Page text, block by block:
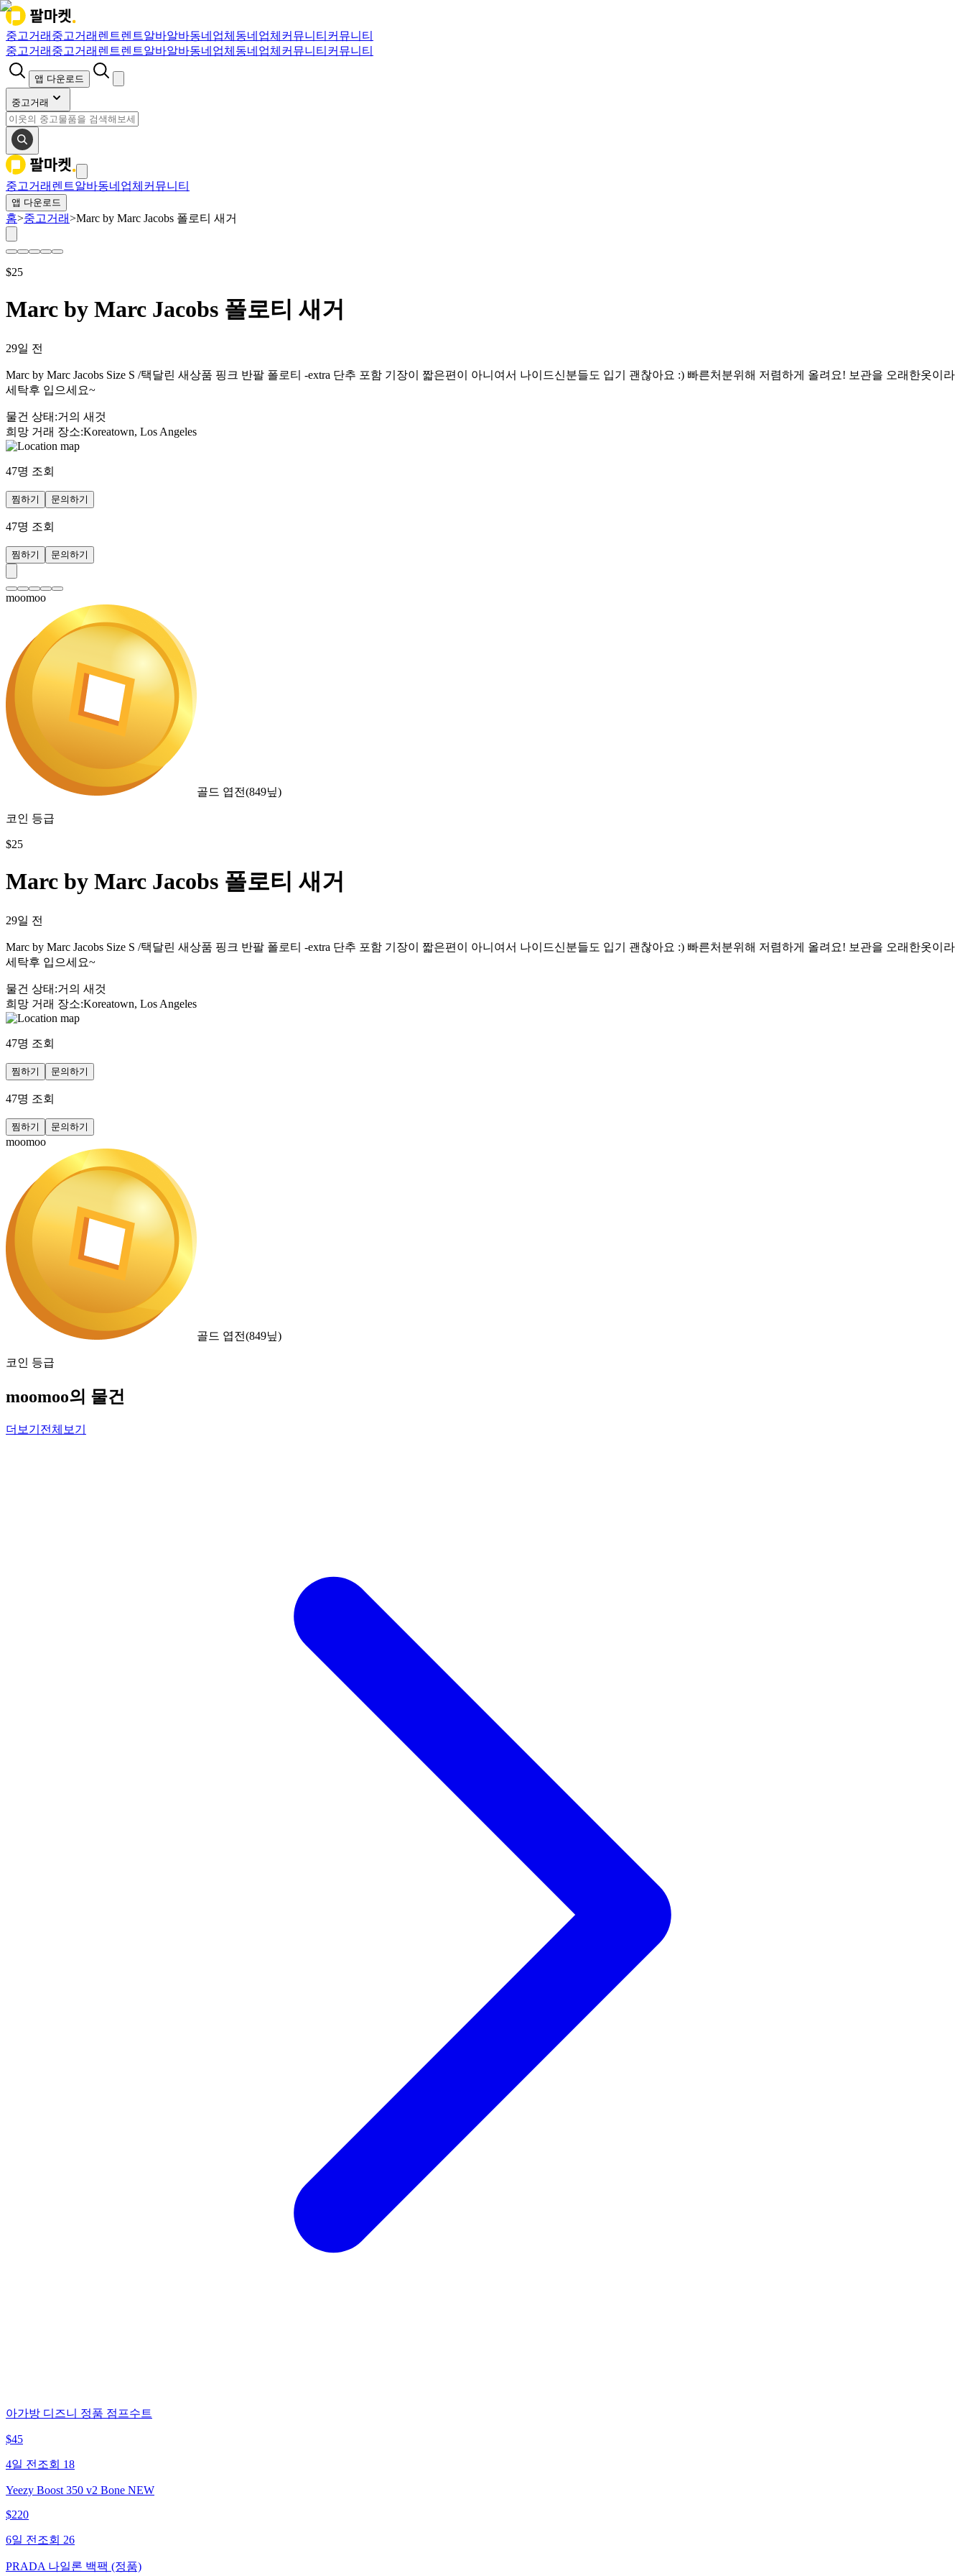
중고거래 중고거래 렌트렌트알바알바동네업체 동네업체 커뮤니티 커뮤니티
중고거래 중고거래 렌트렌트알바알바동네업체 동네업체 커뮤니티 커뮤니티
앱 다운로드
중고거래
중고거래 렌트알바동네업체 커뮤니티
앱 다운로드
홈>중고거래>Marc by Marc Jacobs 폴로티 새거
$25
Marc by Marc Jacobs 폴로티 새거
29일 전
Marc by Marc Jacobs Size S /택달린 새상품 핑크 반팔 폴로티 -extra 단추 포함 기장이 짧은편이 아니여서 나이드신분들도 입기 괜찮아요 :) 빠른처분위해 저렴하게 올려요! 보관을 오래한옷이라
세탁후 입으세요~
물건 상태 :거의 새것
희망 거래 장소:Koreatown, Los Angeles
47명 조회
찜하기 문의하기
47명 조회
찜하기 문의하기
moomoo
골드 엽전(849닢)
코인 등급
$25
Marc by Marc Jacobs 폴로티 새거
29일 전
Marc by Marc Jacobs Size S /택달린 새상품 핑크 반팔 폴로티 -extra 단추 포함 기장이 짧은편이 아니여서 나이드신분들도 입기 괜찮아요 :) 빠른처분위해 저렴하게 올려요! 보관을 오래한옷이라
세탁후 입으세요~
물건 상태 :거의 새것
희망 거래 장소:Koreatown, Los Angeles
47명 조회
찜하기 문의하기
47명 조회
찜하기 문의하기
moomoo
골드 엽전(849닢)
코인 등급
moomoo의 물건
더보기 전체보기
아가방 디즈니 정품 점프수트
$45
4일 전 조회 18
Yeezy Boost 350 v2 Bone NEW
$220
6일 전 조회 26
PRADA 나일론 백팩 (정품)